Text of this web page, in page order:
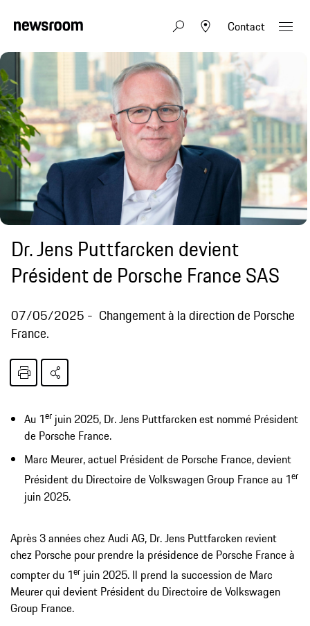
Contact
Dr. Jens Puttfarcken devient
Président de Porsche France SAS
07/05/2025
Changement à la direction de Porsche
France.
Au 1er juin 2025, Dr. Jens Puttfarcken est nommé Président
de Porsche France.
Marc Meurer, actuel Président de Porsche France, devient
Président du Directoire de Volkswagen Group France au 1er
juin 2025.
Après 3 années chez Audi AG, Dr. Jens Puttfarcken revient
chez Porsche pour prendre la présidence de Porsche France à
compter du 1er juin 2025. Il prend la succession de Marc
Meurer qui devient Président du Directoire de Volkswagen
Group France.